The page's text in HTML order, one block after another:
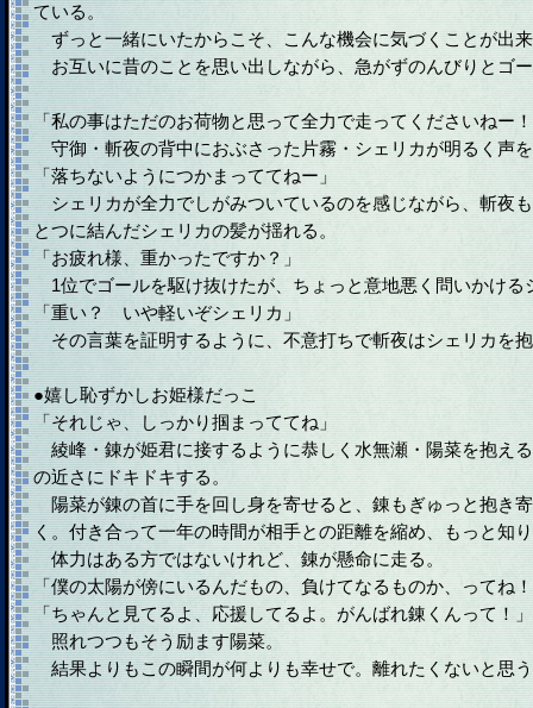
ている。
ずっと一緒にいたからこそ、こんな機会に気づくことが出
お互いに昔のことを思い出しながら、急がずのんびりとゴ
「私の事はただのお荷物と思って全力で走ってくださいねー
守御・斬夜の背中におぶさった片霧・シェリカが明るく声
「落ちないようにつかまっててねー」
シェリカが全力でしがみついているのを感じながら、斬夜
とつに結んだシェリカの髪が揺れる。
「お疲れ様、重かったですか？」
1位でゴールを駆け抜けたが、ちょっと意地悪く問いかける
「重い？ いや軽いぞシェリカ」
その言葉を証明するように、不意打ちで斬夜はシェリカを
●嬉し恥ずかしお姫様だっこ
「それじゃ、しっかり掴まっててね」
綾峰・錬が姫君に接するように恭しく水無瀬・陽菜を抱え
の近さにドキドキする。
陽菜が錬の首に手を回し身を寄せると、錬もぎゅっと抱き
く。付き合って一年の時間が相手との距離を縮め、もっと知
体力はある方ではないけれど、錬が懸命に走る。
「僕の太陽が傍にいるんだもの、負けてなるものか、ってね
「ちゃんと見てるよ、応援してるよ。がんばれ錬くんって！」
照れつつもそう励ます陽菜。
結果よりもこの瞬間が何よりも幸せで。離れたくないと思